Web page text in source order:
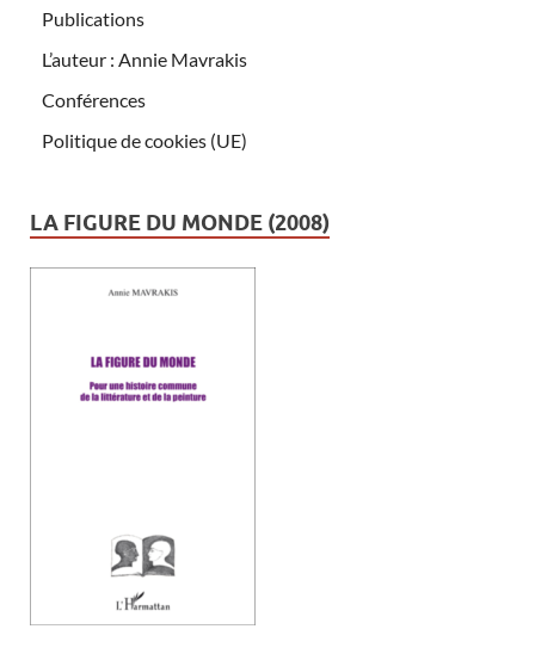
Publications
L’auteur : Annie Mavrakis
Conférences
Politique de cookies (UE)
LA FIGURE DU MONDE (2008)